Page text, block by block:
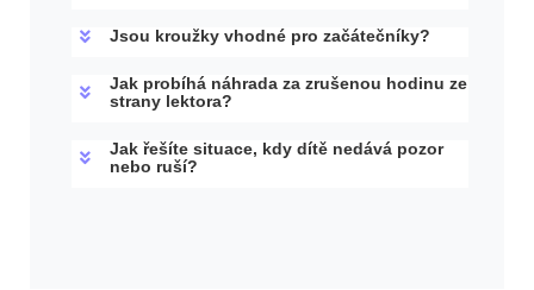
Jsou kroužky vhodné pro začátečníky?
Jak probíhá náhrada za zrušenou hodinu ze
strany lektora?
Jak řešíte situace, kdy dítě nedává pozor
nebo ruší?